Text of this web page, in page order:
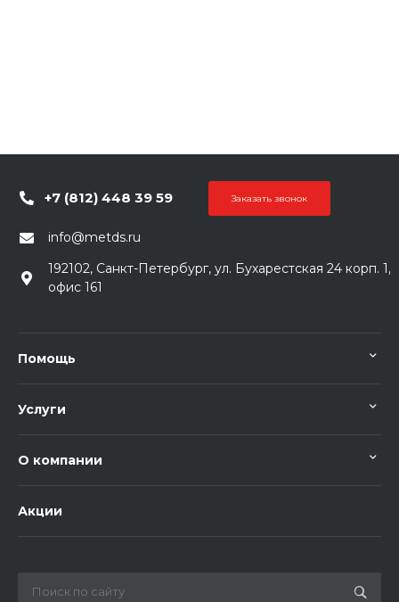
+7 (812) 448 39 59 Заказать звонок
info@metds.ru
192102, Санкт-Петербург, ул. Бухарестская 24 корп. 1,
офис 161
Помощь
Услуги
О компании
Акции